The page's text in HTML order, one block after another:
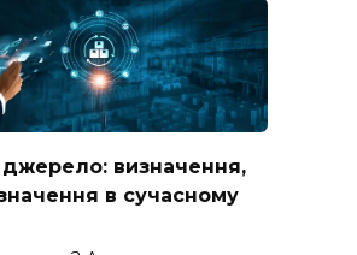
визначення,
в сучасному